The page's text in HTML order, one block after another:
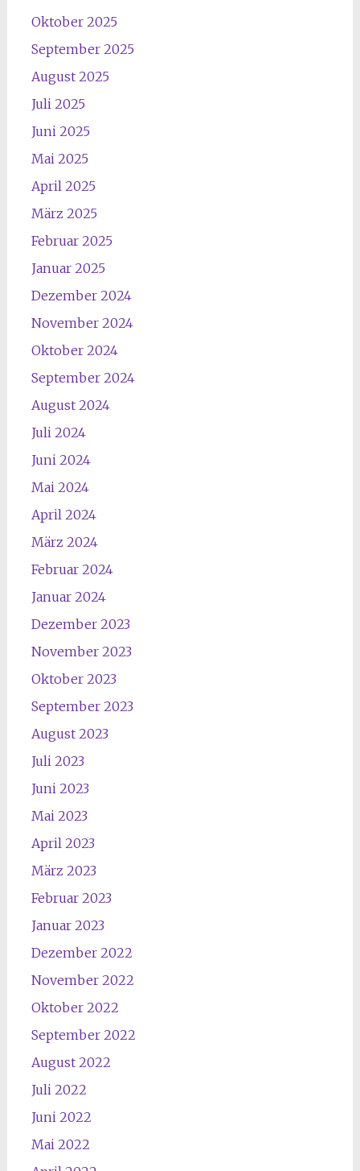
Oktober 2025
September 2025
August 2025
Juli 2025
Juni 2025
Mai 2025
April 2025
März 2025
Februar 2025
Januar 2025
Dezember 2024
November 2024
Oktober 2024
September 2024
August 2024
Juli 2024
Juni 2024
Mai 2024
April 2024
März 2024
Februar 2024
Januar 2024
Dezember 2023
November 2023
Oktober 2023
September 2023
August 2023
Juli 2023
Juni 2023
Mai 2023
April 2023
März 2023
Februar 2023
Januar 2023
Dezember 2022
November 2022
Oktober 2022
September 2022
August 2022
Juli 2022
Juni 2022
Mai 2022